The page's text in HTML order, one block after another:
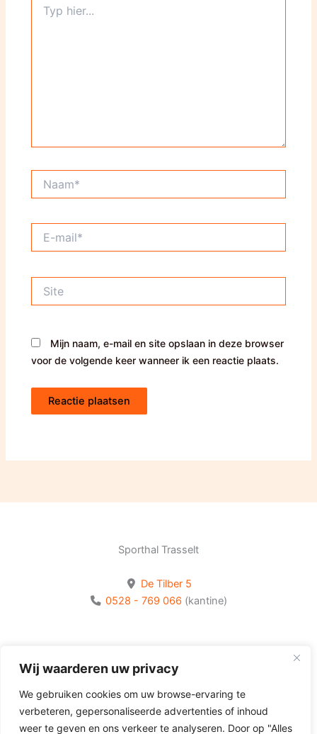
Wij waarderen uw privacy
We gebruiken cookies om uw browse-ervaring te
verbeteren, gepersonaliseerde advertenties of inhoud
weer te geven en ons verkeer te analyseren. Door op "Alles
hier...
mail*
Mijn naam, e-mail en site opslaan in deze browser
voor de volgende keer wanneer ik een reactie plaats.
Sporthal Trasselt
De Tilber 5
0528 - 769 066 (kantine)
Volg Olhaco op Facebook
Volg Olhaco op Instagram
Volg Olhaco op Youtube